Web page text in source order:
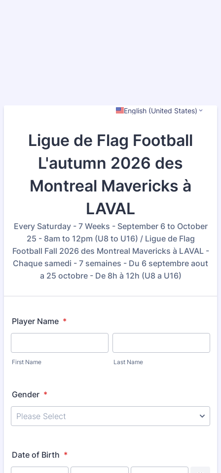
English (United States)
Ligue de Flag Football
L'autumn 2026 des
Montreal Mavericks à
LAVAL
Every Saturday - 7 Weeks - September 6 to October
25 - 8am to 12pm (U8 to U16) / Ligue de Flag
Football Fall 2026 des Montreal Mavericks à LAVAL -
Chaque samedi - 7 semaines - Du 6 septembre aout
a 25 octobre - De 8h à 12h (U8 a U16)
Player Name *
First Name Last Name
Gender *
Date of Birth *